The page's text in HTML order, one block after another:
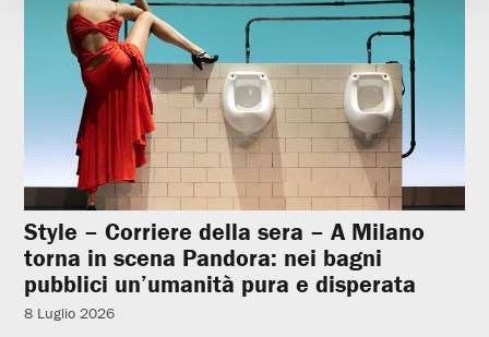
Style – Corriere della sera – A Milano
torna in scena Pandora: nei bagni
pubblici un’umanità pura e disperata
8 Luglio 2026